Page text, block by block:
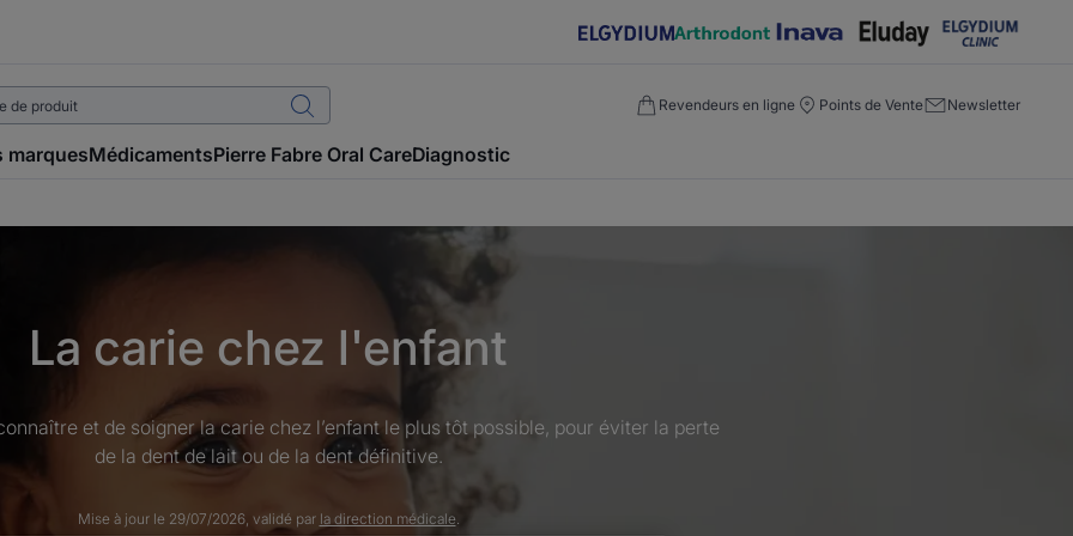
Revendeurs en ligne Points de Vente Newsletter
marquesMédicamentsPierre Fabre Oral CareDiagnostic
La carie chez l'enfant
et de soigner la carie chez l’enfant le plus tôt possible, pour éviter la perte
de la dent de lait ou de la dent définitive.
Mise à jour le 29/07/2026, validé par la direction médicale